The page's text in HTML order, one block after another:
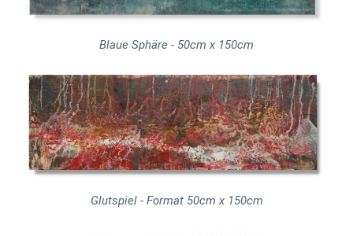
Blaue Sphäre - 50cm x 150cm
Glutspiel - Format 50cm x 150cm